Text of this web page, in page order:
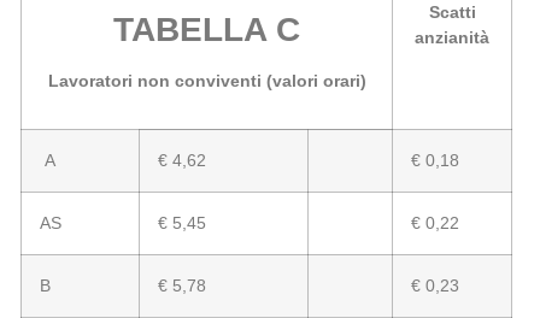
TABELLA C
Lavoratori non conviventi (valori orari)
Scatti
anzianità
A € 4,62 € 0,18
AS € 5,45 € 0,22
B € 5,78 € 0,23